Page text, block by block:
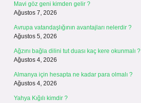
Mavi göz geni kimden gelir ?
Ağustos 7, 2026
Avrupa vatandaşlığının avantajları nelerdir ?
Ağustos 5, 2026
Ağzını bağla dilini tut duası kaç kere okunmalı ?
Ağustos 4, 2026
Almanya için hesapta ne kadar para olmalı ?
Ağustos 4, 2026
Yahya Kığılı kimdir ?